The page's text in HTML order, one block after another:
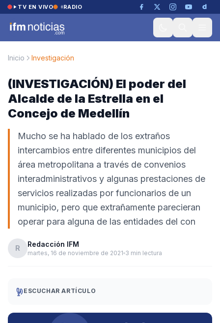
Saltar al contenido
TV EN VIVO RADIO
Inicio Investigación
(INVESTIGACIÓN) El poder del
Alcalde de la Estrella en el
Concejo de Medellín
Mucho se ha hablado de los extraños
intercambios entre diferentes municipios del
área metropolitana a través de convenios
interadministrativos y algunas prestaciones de
servicios realizadas por funcionarios de un
municipio, pero que extrañamente parecieran
operar para alguna de las entidades del con
R Redacción IFM
martes, 16 de noviembre de 2021 3 min lectura
ESCUCHAR ARTÍCULO